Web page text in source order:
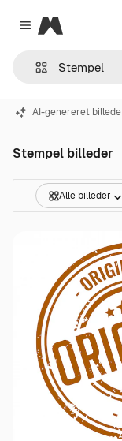
Close menu
Magnific
AI-genereret billede
Stempel billeder
Alle billeder